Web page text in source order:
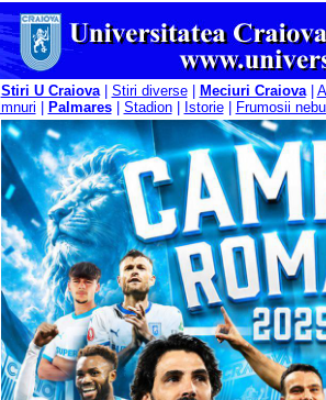
Stiri U Craiova| Stiri diverse| Meciuri Craiova|
Imnuri Palmares| Stadion| Istorie| Frumosii